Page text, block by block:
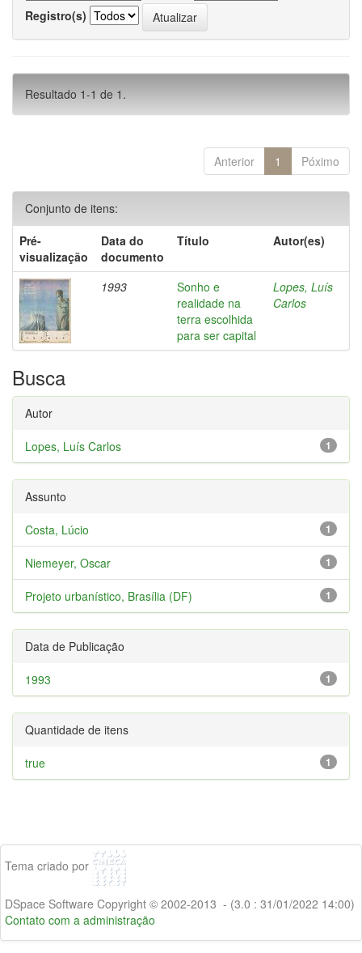
Registro(s)
Resultado 1-1 de 1.
Anterior 1 Póximo
Conjunto de itens:
Pré-
visualização
Data do
documento
Título Autor(es)
1993
Sonho e
realidade na
terra escolhida
para ser capital
Lopes, Luís
Carlos
Busca
Autor
1
Lopes, Luís Carlos
Assunto
1
Costa, Lúcio
1
Niemeyer, Oscar
1
Projeto urbanístico, Brasília (DF)
Data de Publicação
1
1993
Quantidade de itens
1
true
Tema criado por
DSpace Software Copyright © 2002-2013 - (3.0 : 31/01/2022 14:00)
Contato com a administração